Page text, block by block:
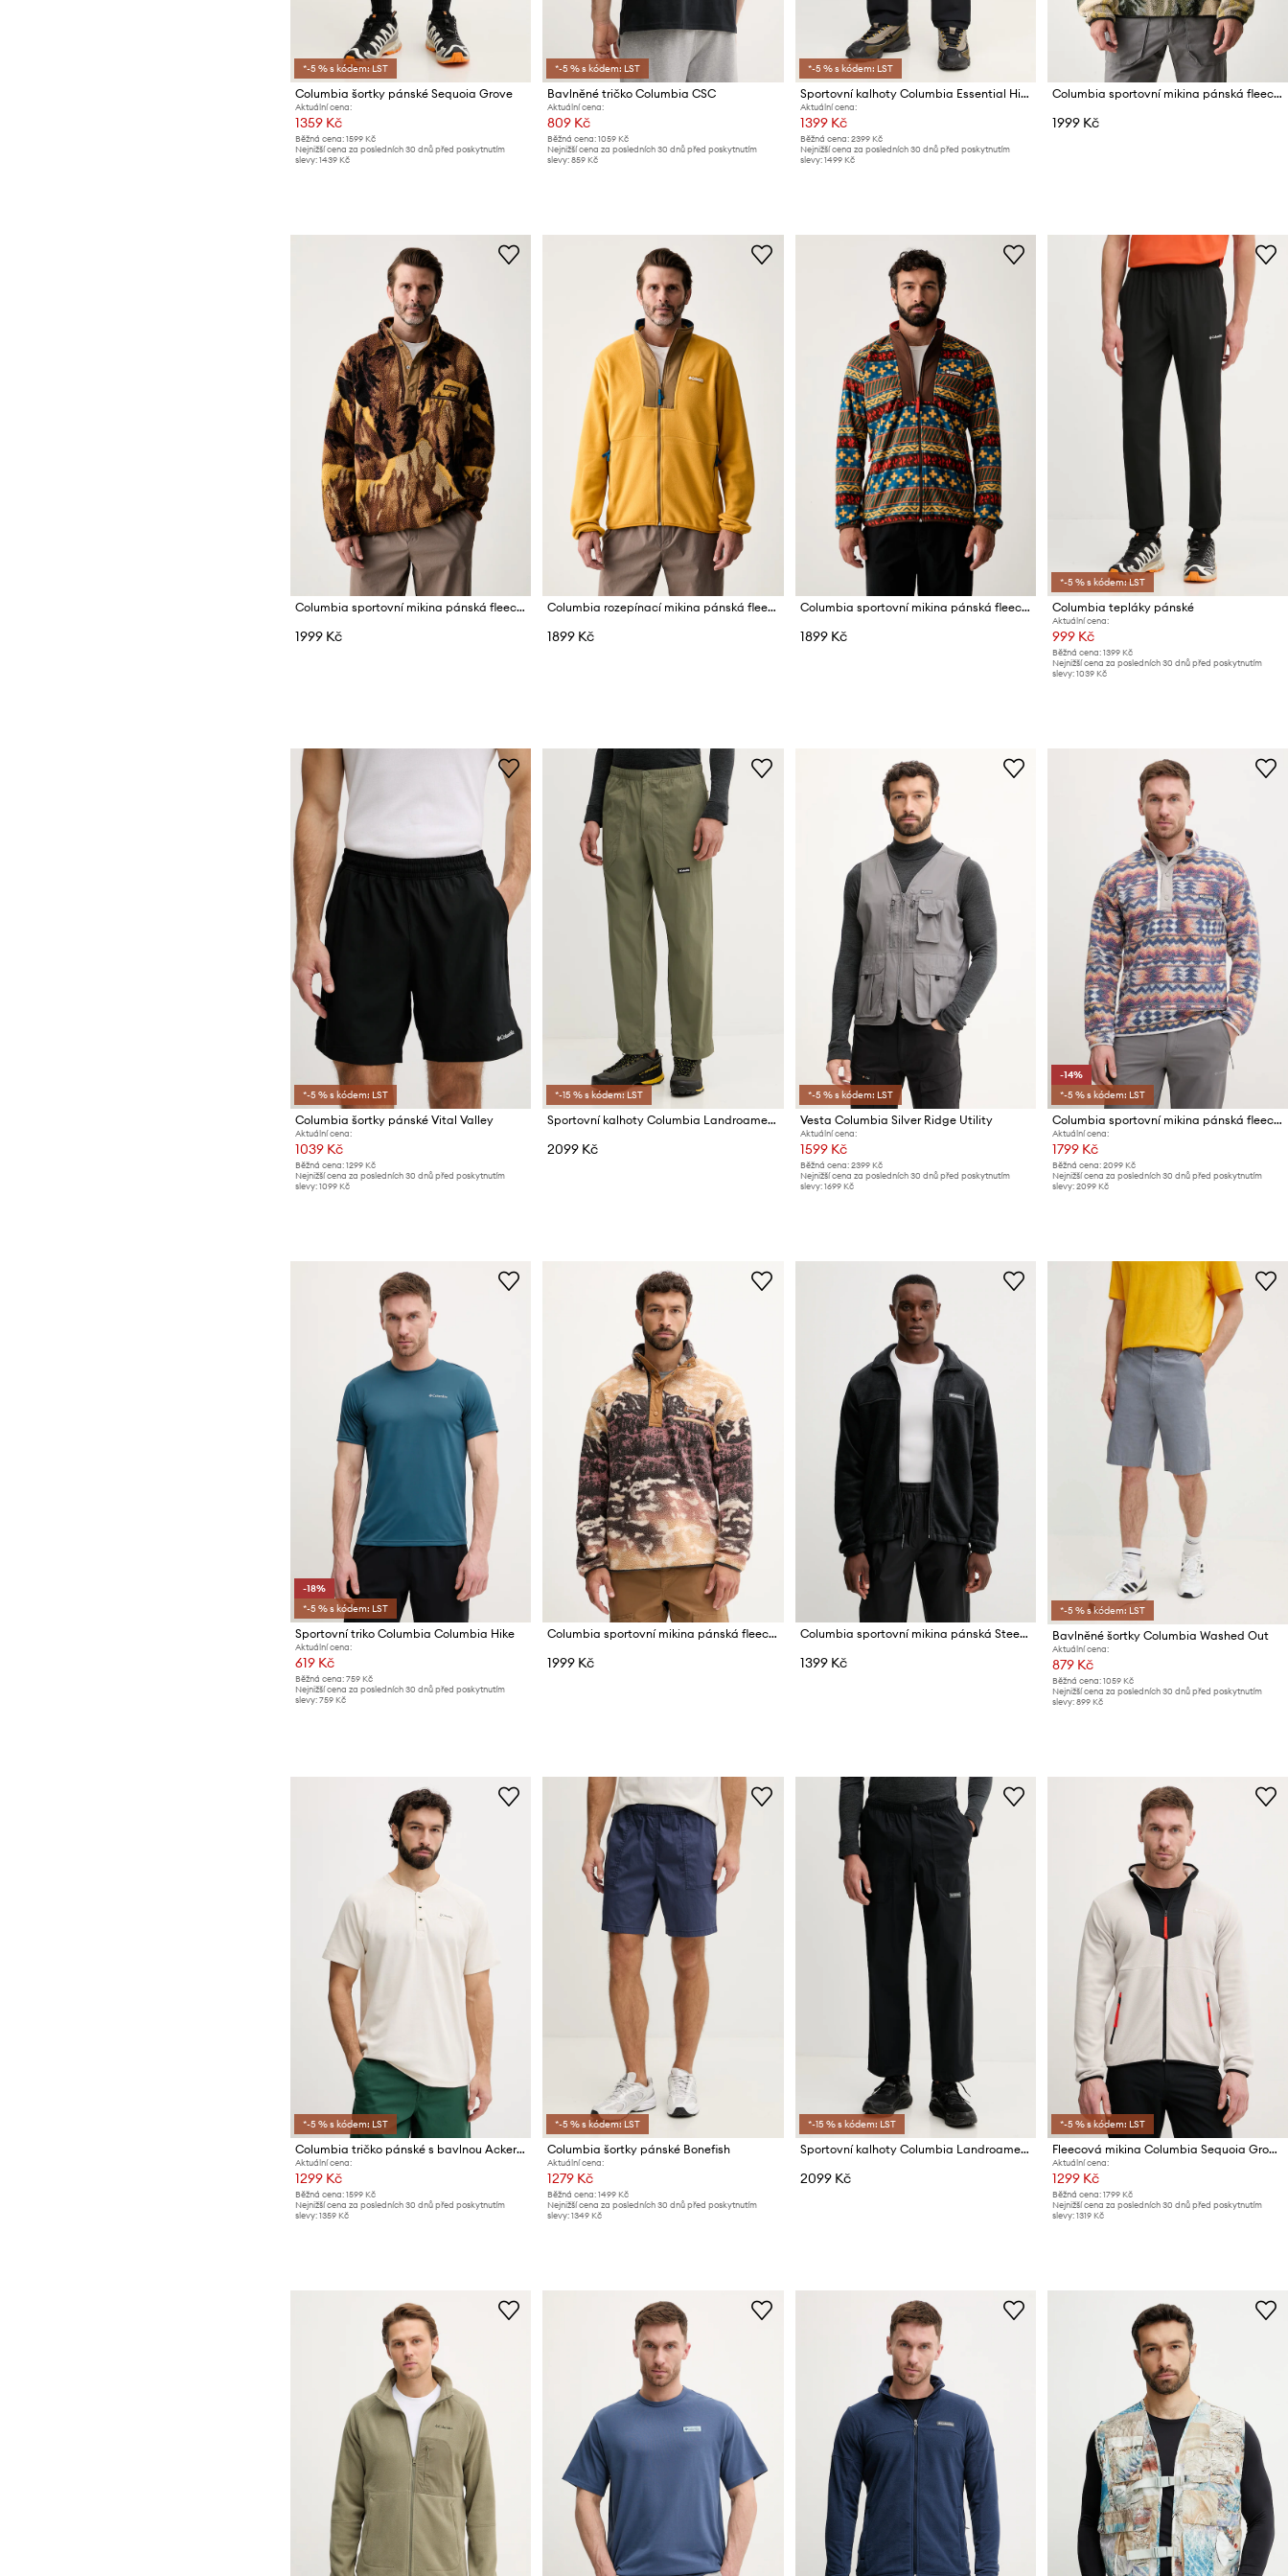
*-5 % s kódem: LST
Columbia šortky pánské Sequoia Grove
Aktuální cena:
1359 Kč
Běžná cena: 1599 Kč
Nejnižší cena za posledních 30 dnů před poskytnutím
slevy: 1439 Kč
*-5 % s kódem: LST
Bavlněné tričko Columbia CSC
Aktuální cena:
809 Kč
Běžná cena: 1059 Kč
Nejnižší cena za posledních 30 dnů před poskytnutím
slevy: 859 Kč
*-5 % s kódem: LST
Sportovní kalhoty Columbia Essential Hike
Aktuální cena:
1399 Kč
Běžná cena: 2399 Kč
Nejnižší cena za posledních 30 dnů před poskytnutím
slevy: 1499 Kč
Columbia sportovní mikina pánská fleecová Helvetia
1999 Kč
Columbia sportovní mikina pánská fleecová Helvetia
1999 Kč
Columbia rozepínací mikina pánská fleecová Sequoia Grove
1899 Kč
Columbia sportovní mikina pánská fleecová Sequoia Grove
1899 Kč
*-5 % s kódem: LST
Columbia tepláky pánské
Aktuální cena:
999 Kč
Běžná cena: 1399 Kč
Nejnižší cena za posledních 30 dnů před poskytnutím
slevy: 1039 Kč
*-5 % s kódem: LST
Columbia šortky pánské Vital Valley
Aktuální cena:
1039 Kč
Běžná cena: 1299 Kč
Nejnižší cena za posledních 30 dnů před poskytnutím
slevy: 1099 Kč
*-15 % s kódem: LST
Sportovní kalhoty Columbia Landroamer Scout
2099 Kč
*-5 % s kódem: LST
Vesta Columbia Silver Ridge Utility
Aktuální cena:
1599 Kč
Běžná cena: 2399 Kč
Nejnižší cena za posledních 30 dnů před poskytnutím
slevy: 1699 Kč
-14%
*-5 % s kódem: LST
Columbia sportovní mikina pánská fleecová Helvetia
Aktuální cena:
1799 Kč
Běžná cena: 2099 Kč
Nejnižší cena za posledních 30 dnů před poskytnutím
slevy: 2099 Kč
-18%
*-5 % s kódem: LST
Sportovní triko Columbia Columbia Hike
Aktuální cena:
619 Kč
Běžná cena: 759 Kč
Nejnižší cena za posledních 30 dnů před poskytnutím
slevy: 759 Kč
Columbia sportovní mikina pánská fleecová Helvetia
1999 Kč
Columbia sportovní mikina pánská Steens Mountain
1399 Kč
*-5 % s kódem: LST
Bavlněné šortky Columbia Washed Out
Aktuální cena:
879 Kč
Běžná cena: 1059 Kč
Nejnižší cena za posledních 30 dnů před poskytnutím
slevy: 899 Kč
*-5 % s kódem: LST
Columbia tričko pánské s bavlnou Acker Rock
Aktuální cena:
1299 Kč
Běžná cena: 1599 Kč
Nejnižší cena za posledních 30 dnů před poskytnutím
slevy: 1359 Kč
*-5 % s kódem: LST
Columbia šortky pánské Bonefish
Aktuální cena:
1279 Kč
Běžná cena: 1499 Kč
Nejnižší cena za posledních 30 dnů před poskytnutím
slevy: 1349 Kč
*-15 % s kódem: LST
Sportovní kalhoty Columbia Landroamer Scout
2099 Kč
*-5 % s kódem: LST
Fleecová mikina Columbia Sequoia Grove
Aktuální cena:
1299 Kč
Běžná cena: 1799 Kč
Nejnižší cena za posledních 30 dnů před poskytnutím
slevy: 1319 Kč